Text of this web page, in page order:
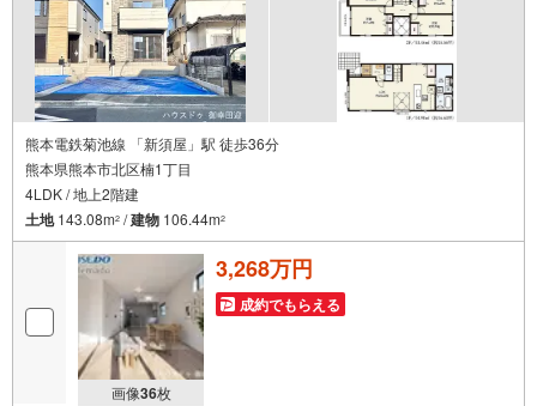
熊本電鉄菊池線 「新須屋」駅 徒歩36分
熊本県熊本市北区楠1丁目
4LDK / 地上2階建
土地143.08m2 /建物 106.44m2
画像36枚
3,268万円
成約でもらえる